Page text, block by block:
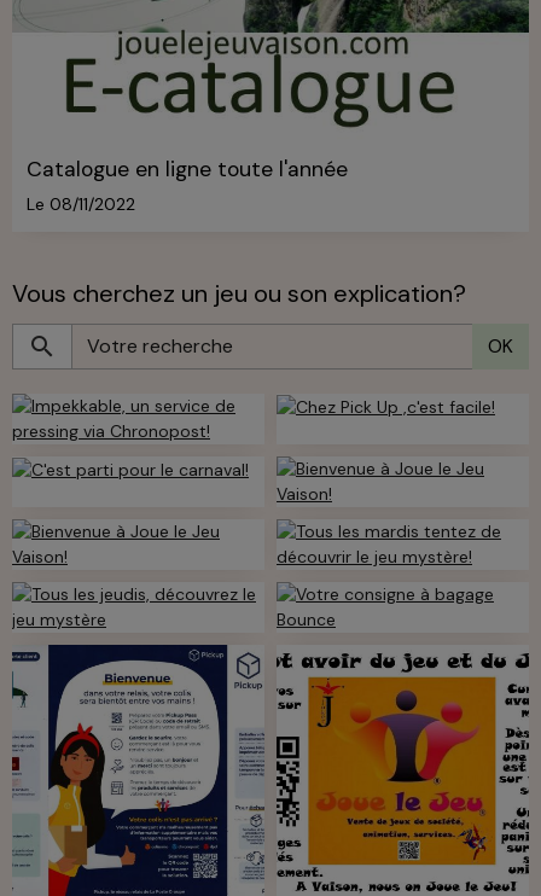
Catalogue en ligne toute l'année
Le 08/11/2022
Vous cherchez un jeu ou son explication?
OK